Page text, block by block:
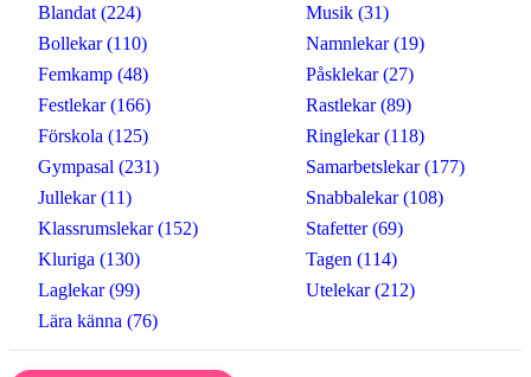
Blandat (224)
Bollekar (110)
Femkamp (48)
Festlekar (166)
Förskola (125)
Gympasal (231)
Jullekar (11)
Klassrumslekar (152)
Kluriga (130)
Laglekar (99)
Lära känna (76)
Musik (31)
Namnlekar (19)
Påsklekar (27)
Rastlekar (89)
Ringlekar (118)
Samarbetslekar (177)
Snabbalekar (108)
Stafetter (69)
Tagen (114)
Utelekar (212)